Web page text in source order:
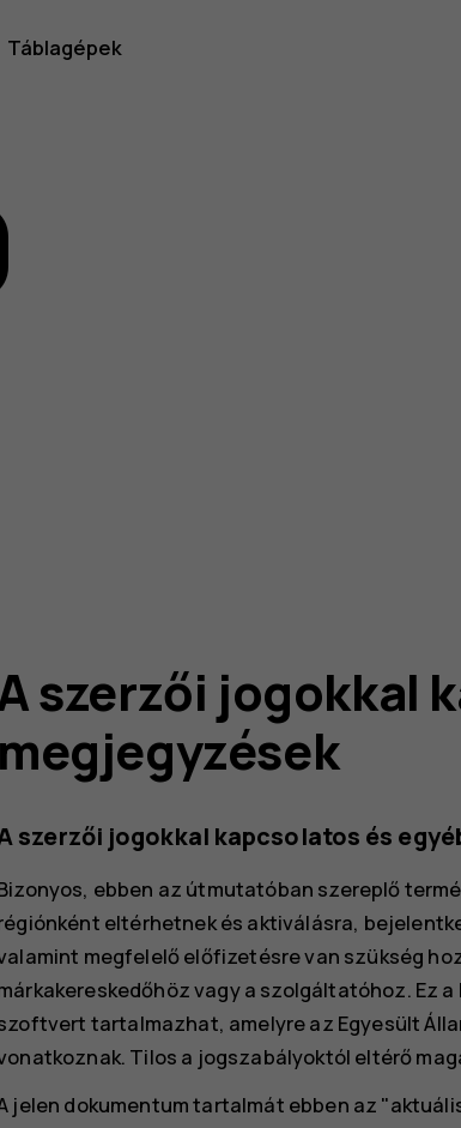
Táblagépek
szerzői jogokkal
megjegyzések
szerzői jogokkal kapcsolatos és
ebben az útmutatóban szereplő
eltérhetnek és aktiválásra,
megfelelő előfizetésre van szükség
vagy a szolgáltatóhoz. Ez
tartalmazhat, amelyre az Egyesült
Tilos a jogszabályoktól eltérő
jelen dokumentum tartalmát ebben az